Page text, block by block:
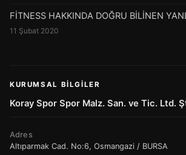
FİTNESS HAKKINDA DOĞRU BİLİNEN
11 Şubat 2020
KURUMSAL BILGILER
Koray Spor Spor Malz. San. ve Tic. Ltd.
Adres
Altıparmak Cad. No:6, Osmangazi / BURSA